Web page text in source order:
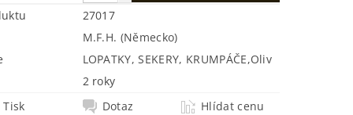
27017
M.F.H. (Německo)
LOPATKY, SEKERY, KRUMPÁČE,Oliv
2 roky
Tisk
Dotaz
Hlídat cenu